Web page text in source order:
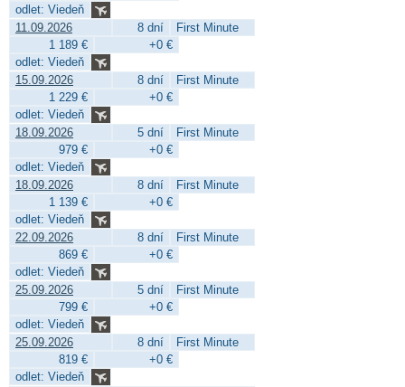
odlet: Viedeň
11.09.2026
8 dní
First Minute
1 189 €
+0 €
odlet: Viedeň
15.09.2026
8 dní
First Minute
1 229 €
+0 €
odlet: Viedeň
18.09.2026
5 dní
First Minute
979 €
+0 €
odlet: Viedeň
18.09.2026
8 dní
First Minute
1 139 €
+0 €
odlet: Viedeň
22.09.2026
8 dní
First Minute
869 €
+0 €
odlet: Viedeň
25.09.2026
5 dní
First Minute
799 €
+0 €
odlet: Viedeň
25.09.2026
8 dní
First Minute
819 €
+0 €
odlet: Viedeň